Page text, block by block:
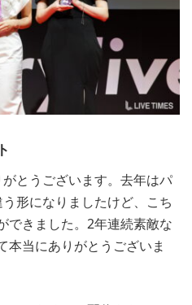
がとうございます。去年はパ
形になりましたけど、こち
できました。2年連続素敵な
本当にありがとうございま